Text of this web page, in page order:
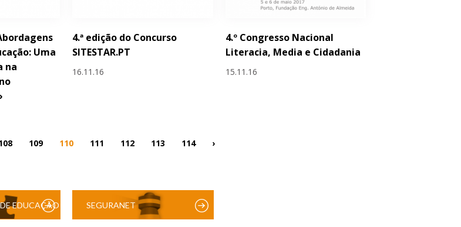
Uma
na
4.ª edição do Concurso
SITESTAR.PT
16.11.16
4.º Congresso Nacional
Literacia, Media e Cidadania
15.11.16
109 110 111 112 113 114 ›
EDUCAÇÃO SEGURANET